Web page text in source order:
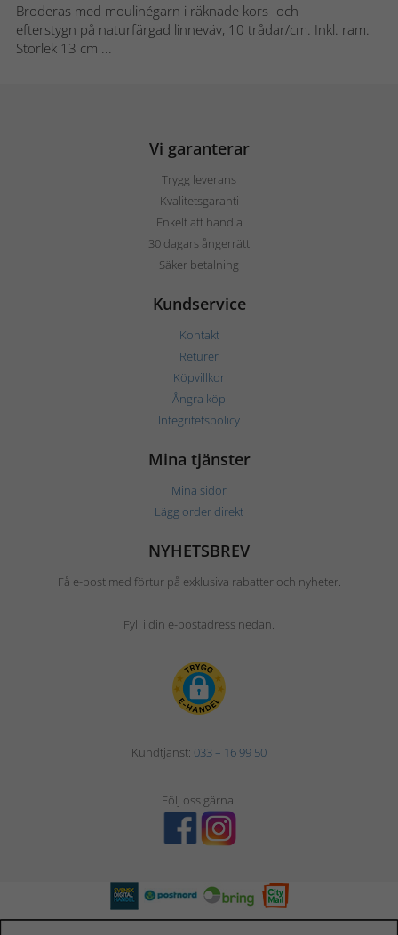
Broderas med moulinégarn i räknade kors- och
efterstygn på naturfärgad linneväv, 10 trådar/cm. Inkl. ram.
Storlek 13 cm ...
Vi garanterar
Trygg leverans
Kvalitetsgaranti
Enkelt att handla
30 dagars ångerrätt
Säker betalning
Kundservice
Kontakt
Returer
Köpvillkor
Ångra köp
Integritetspolicy
Mina tjänster
Mina sidor
Lägg order direkt
NYHETSBREV
Få e-post med förtur på exklusiva rabatter och nyheter.
Fyll i din e-postadress nedan.
Kundtjänst: 033 – 16 99 50
Följ oss gärna!